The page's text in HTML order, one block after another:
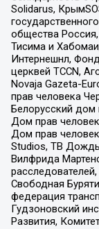
Solidarus,
общества
Тисима и
Интернешнл,
церквей TCCN,
Novaja Gazeta-
прав человека
Белорусский дом
Дом прав
Дом прав
Studios, ТВ
Вилфрида
Свободная
федерация
Гудзоновский
Развития,